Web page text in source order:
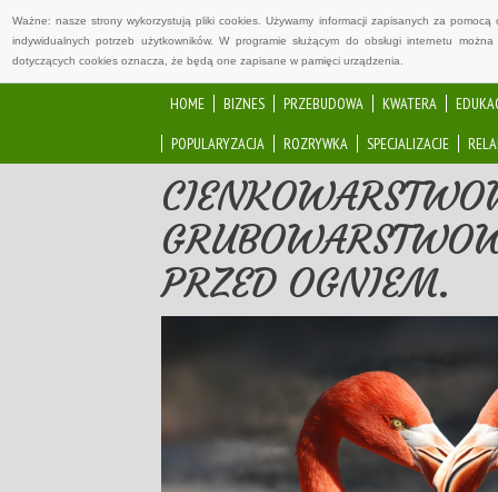
Ważne: nasze strony wykorzystują pliki cookies. Używamy informacji zapisanych za
indywidualnych potrzeb użytkowników. W programie służącym do obsługi internetu
dotyczących cookies oznacza, że będą one zapisane w pamięci urządzenia.
HOME BIZNES PRZEBUDOWA KWATERA
POPULARYZACJA
ROZRYWKA SPECJALIZACJE
PRZED OGNIEM.